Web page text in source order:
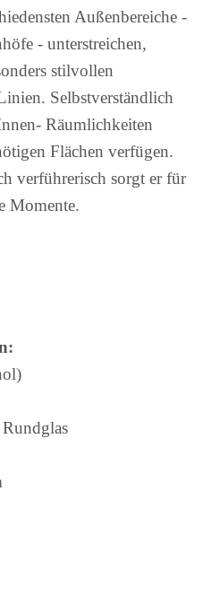
Außenbereiche -
- unterstreichen,
stilvollen
Selbstverständlich
Räumlichkeiten
Flächen verfügen.
verführerisch sorgt er für
Momente.